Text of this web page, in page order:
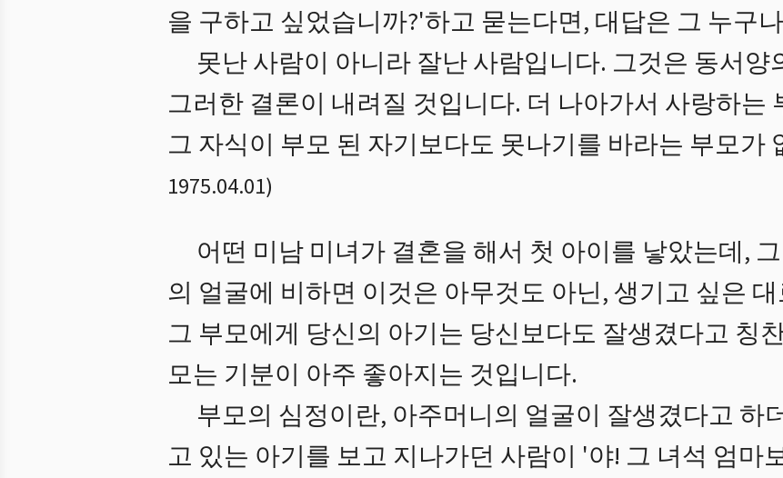
을 구하고 싶었습니까?'하고 묻는다면, 대답은 그 누구
못난 사람이 아니라 잘난 사람입니다. 그것은 동서양
그러한 결론이 내려질 것입니다. 더 나아가서 사랑하는
그 자식이 부모 된 자기보다도 못나기를 바라는 부모가
1975.04.01)
어떤 미남 미녀가 결혼을 해서 첫 아이를 낳았는데,
의 얼굴에 비하면 이것은 아무것도 아닌, 생기고 싶은
그 부모에게 당신의 아기는 당신보다도 잘생겼다고 칭
모는 기분이 아주 좋아지는 것입니다.
부모의 심정이란, 아주머니의 얼굴이 잘생겼다고 하
고 있는 아기를 보고 지나가던 사람이 '야! 그 녀석 엄마